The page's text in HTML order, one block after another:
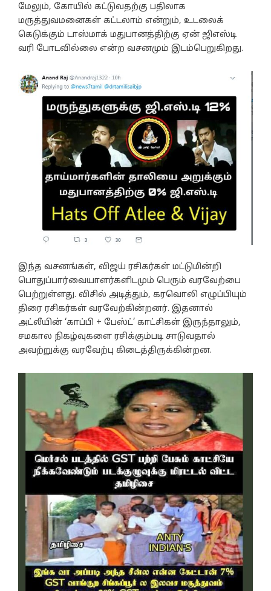
மேலும், கோயில் கட்டுவதற்கு பதிலாக
மருத்துவமனைகள் கட்டலாம் என்றும், உடலைக்
கெடுக்கும் டாஸ்மாக் மதுபானத்திற்கு ஏன் ஜிஎஸ்டி
வரி போடவில்லை என்ற வசனமும் இடம்பெறுகிறது.
இந்த வசனங்கள், விஜய் ரசிகர்கள் மட்டுமின்றி
பொதுப்பார்வையாளர்களிடமும் பெரும் வரவேற்பை
பெற்றுள்ளது. விசில் அடித்தும், கரவொலி எழுப்பியும்
திரை ரசிகர்கள் வரவேற்கின்றனர். இதனால்
அட்லீயின் ‘காப்பி + பேஸ்ட்’ காட்சிகள் இருந்தாலும்,
சமகால நிகழ்வுகளை ரசிக்கும்படி சாடுவதால்
அவற்றுக்கு வரவேற்பு கிடைத்திருக்கின்றன.